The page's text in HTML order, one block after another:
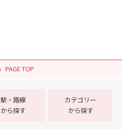
PAGE TOP
駅・路線
から探す
カテゴリー
から探す